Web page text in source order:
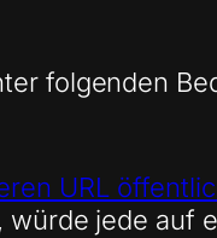
folgenden
URL
jede auf